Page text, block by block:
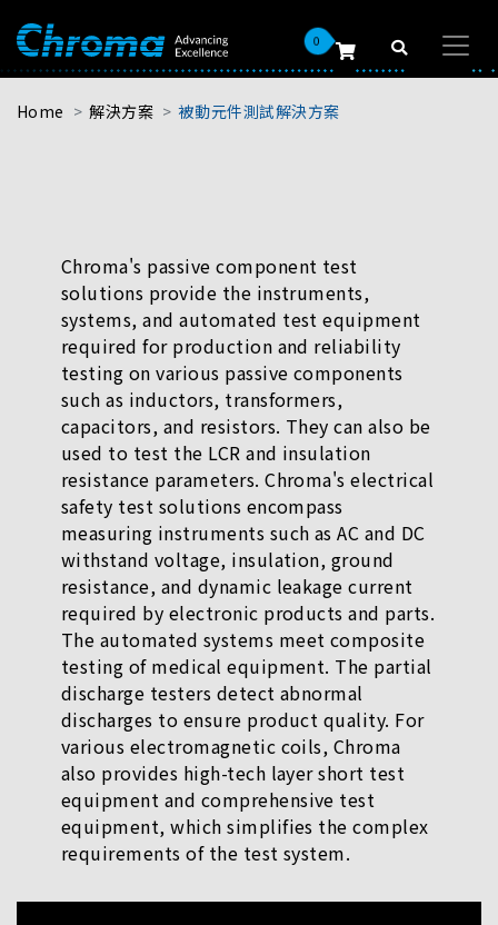
0
Home 解決方案 被動元件測試解決方案
Chroma's passive component test
solutions provide the instruments,
systems, and automated test equipment
required for production and reliability
testing on various passive components
such as inductors, transformers,
capacitors, and resistors. They can also be
used to test the LCR and insulation
resistance parameters. Chroma's electrical
safety test solutions encompass
measuring instruments such as AC and DC
withstand voltage, insulation, ground
resistance, and dynamic leakage current
required by electronic products and parts.
The automated systems meet composite
testing of medical equipment. The partial
discharge testers detect abnormal
discharges to ensure product quality. For
various electromagnetic coils, Chroma
also provides high-tech layer short test
equipment and comprehensive test
equipment, which simplifies the complex
requirements of the test system.